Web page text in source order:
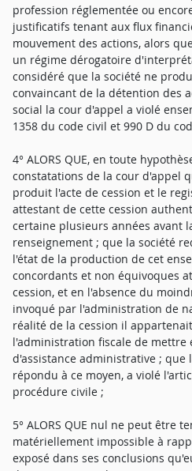
profession réglementée ou
justificatifs tenant aux flux
mouvement des actions, alors
un régime dérogatoire
considéré que la société ne
convaincant de la détention des
social la cour d'appel a violé
1358 du code civil et 990 D du
4° ALORS QUE, en toute
constatations de la cour d'appel
produit l'acte de cession et le
attestant de cette cession
certaine plusieurs années avant
renseignement ; que la société
l'état de la production de cet
concordants et non équivoques
cession, et en l'absence du
invoqué par l'administration de
réalité de la cession il
l'administration fiscale de mettre
d'assistance administrative ; que
répondu à ce moyen, a violé
procédure civile ;
5° ALORS QUE nul ne peut être
matériellement impossible à
exposé dans ses conclusions